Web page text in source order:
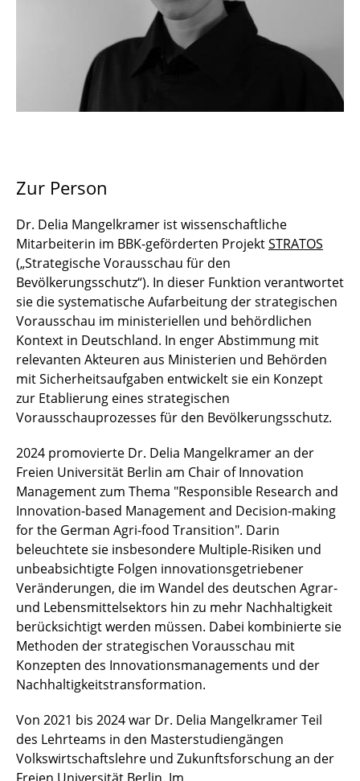
Studentische Hilfskräfte
Zur Person
Dr. Delia Mangelkramer ist wissenschaftliche
Mitarbeiterin im BBK-geförderten ProjektSTRATOS
(„Strategische Vorausschau für den
Bevölkerungsschutz“). In dieser Funktion verantwortet
sie die systematische Aufarbeitung der strategischen
Vorausschau im ministeriellen und behördlichen
Kontext in Deutschland. In enger Abstimmung mit
relevanten Akteuren aus Ministerien und Behörden
mit Sicherheitsaufgaben entwickelt sie ein Konzept
zur Etablierung eines strategischen
Vorausschauprozesses für den Bevölkerungsschutz.
2024 promovierte Dr. Delia Mangelkramer an der
Freien Universität Berlin am Chair of Innovation
Management zum Thema "Responsible Research and
Innovation-based Management and Decision-making
for the German Agri-food Transition". Darin
beleuchtete sie insbesondere Multiple-Risiken und
unbeabsichtigte Folgen innovationsgetriebener
Veränderungen, die im Wandel des deutschen Agrar-
und Lebensmittelsektors hin zu mehr Nachhaltigkeit
berücksichtigt werden müssen. Dabei kombinierte sie
Methoden der strategischen Vorausschau mit
Konzepten des Innovationsmanagements und der
Nachhaltigkeitstransformation.
Von 2021 bis 2024 war Dr. Delia Mangelkramer Teil
des Lehrteams in den Masterstudiengängen
Volkswirtschaftslehre und Zukunftsforschung an der
Freien Universität Berlin. Im